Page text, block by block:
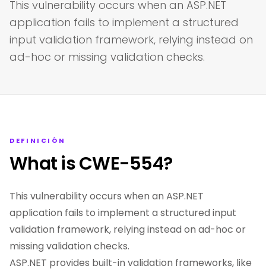
This vulnerability occurs when an ASP.NET
application fails to implement a structured
input validation framework, relying instead on
ad-hoc or missing validation checks.
DEFINICIÓN
What is CWE-554?
This vulnerability occurs when an ASP.NET
application fails to implement a structured input
validation framework, relying instead on ad-hoc or
missing validation checks.
ASP.NET provides built-in validation frameworks, like